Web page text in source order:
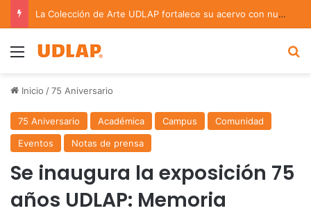
La Colección de Arte UDLAP fortalece su acervo con nuevas obras de artistas emergentes y consolidados
Menu
Inicio /75 Aniversario
75 Aniversario Académica Campus
Comunidad
Eventos
Notas de prensa
Se inaugura la exposición 75
años UDLAP: Memoria